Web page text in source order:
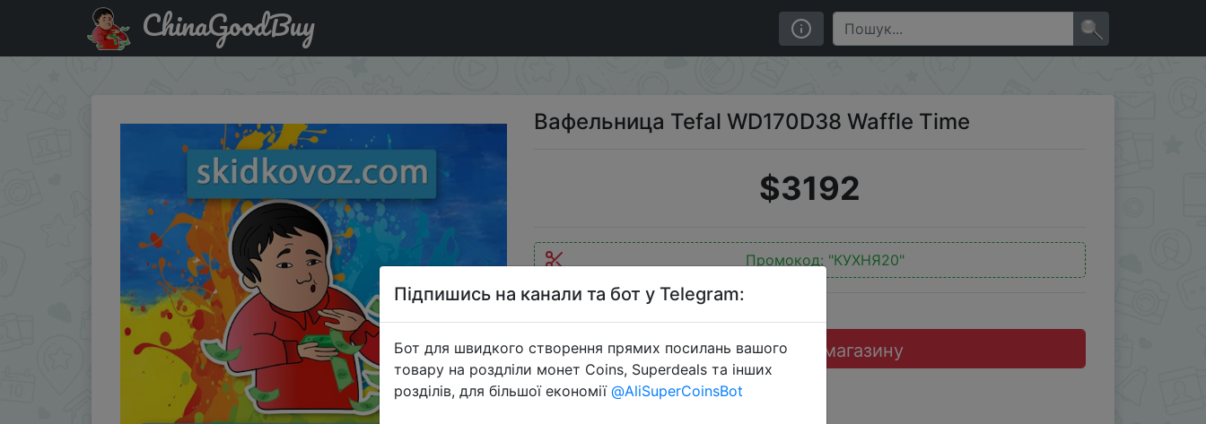
Купити по знижці КУХНЯ20 Вафельница Tefal WD170D38 Waffle Time
ChinaGoodBuy
Вафельница Tefal WD170D38 Waffle Time
$3192
Промокод: "КУХНЯ20"
Перейти до магазину
Підпишись на канали та бот у Telegram:
Бот для швидкого створення прямих посилань вашого
товару на роздліли монет Coins, Superdeals та інших
розділів, для більшої економії @AliSuperCoinsBot